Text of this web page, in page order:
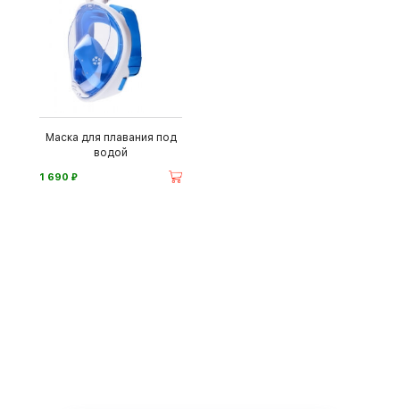
Маска для плавания под
водой
1 690 ⃏